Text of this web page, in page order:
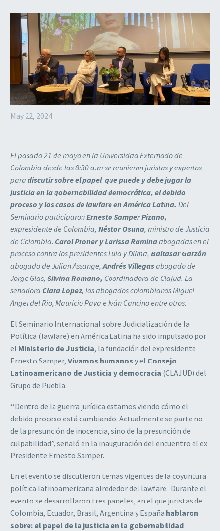
May 22, 2024
El pasado 21 de mayo en la Universidad Externado de
Colombia desde las 8:30 a.m se reunieron juristas y expertos
para discutir sobre el papel que puede y debe jugar la
justicia en la gobernabilidad democrática, el debido
proceso y los casos de lawfare en América Latina. Del
Seminario participaronErnesto Samper Pizano,
expresidente de Colombia, Néstor Osuna, ministro de Justicia
de Colombia. Carol Proner y Larissa Raminaabogadas en el
proceso contra los presidentes Lula y Dilma, Baltasar Garzón
abogado de Julian Assange,Andrés Villegasabogado de
Jorge Glas, Silvina Romano, Coordinadora de Clajud. La
senadora Clara Lopez, los abogados colombianos Miguel
Angel del Rio, Mauricio Pava e Iván Cancino entre otros.
El Seminario Internacional sobre Judicialización de la
Política (lawfare) en América Latina ha sido impulsado por
el Ministerio de Justicia, la fundación del expresidente
Ernesto Samper, Vivamos humanos y el Consejo
Latinoamericano de Justicia y democracia (CLAJUD) del
Grupo de Puebla.
“Dentro de la guerra jurídica estamos viendo cómo el
debido proceso está cambiando. Actualmente se parte no
de la presunción de inocencia, sino de la presunción de
culpabilidad”, señaló en la inauguración del encuentro el ex
Presidente Ernesto Samper.
En el evento se discutieron temas vigentes de la coyuntura
política latinoamericana alrededor del lawfare. Durante el
evento se desarrollaron tres paneles, en el que juristas de
Colombia, Ecuador, Brasil, Argentina y España hablaron
sobre: el papel de la justicia en la gobernabilidad